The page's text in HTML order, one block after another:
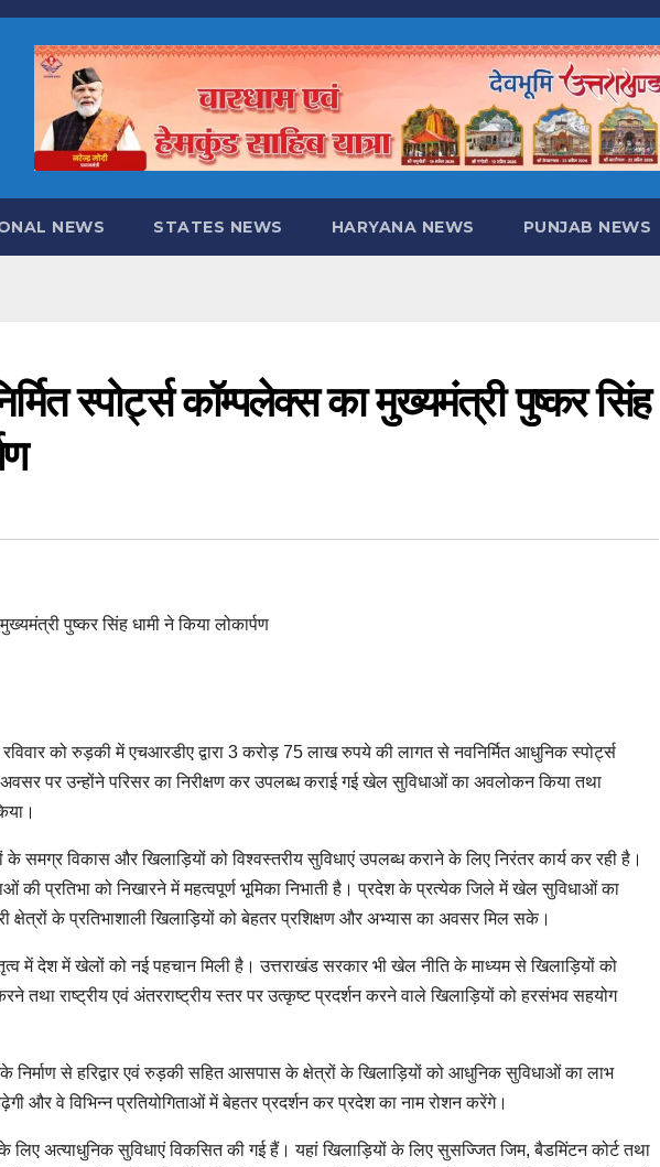
NEWS STATES NEWS HARYANA NEWS PUNJAB NEWS
स्पोर्ट्स कॉम्पलेक्स का मुख्यमंत्री पुष्कर सिंह
को रुड़की में एचआरडीए द्वारा 3 करोड़ 75 लाख रुपये की लागत से नवनिर्मित आधुनिक स्पोर्ट्स
पर उन्होंने परिसर का निरीक्षण कर उपलब्ध कराई गई खेल सुविधाओं का अवलोकन किया तथा
समग्र विकास और खिलाड़ियों को विश्वस्तरीय सुविधाएं उपलब्ध कराने के लिए निरंतर कार्य कर रही है।
प्रतिभा को निखारने में महत्वपूर्ण भूमिका निभाती है। प्रदेश के प्रत्येक जिले में खेल सुविधाओं का
क्षेत्रों के प्रतिभाशाली खिलाड़ियों को बेहतर प्रशिक्षण और अभ्यास का अवसर मिल सके।
में देश में खेलों को नई पहचान मिली है। उत्तराखंड सरकार भी खेल नीति के माध्यम से खिलाड़ियों को
तथा राष्ट्रीय एवं अंतरराष्ट्रीय स्तर पर उत्कृष्ट प्रदर्शन करने वाले खिलाड़ियों को हरसंभव सहयोग
निर्माण से हरिद्वार एवं रुड़की सहित आसपास के क्षेत्रों के खिलाड़ियों को आधुनिक सुविधाओं का लाभ
और वे विभिन्न प्रतियोगिताओं में बेहतर प्रदर्शन कर प्रदेश का नाम रोशन करेंगे।
लिए अत्याधुनिक सुविधाएं विकसित की गई हैं। यहां खिलाड़ियों के लिए सुसज्जित जिम, बैडमिंटन कोर्ट तथा